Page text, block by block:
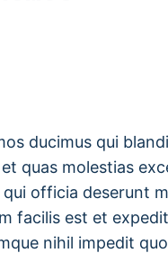
ducimus qui
quas molestias
officia deserunt
facilis est et
nihil impedit